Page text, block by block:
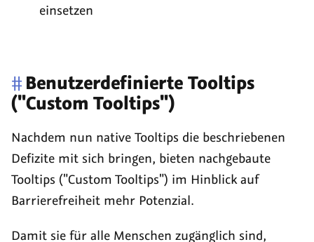
einsetzen
# BenutzerdefinierteTooltips
("Custom Tooltips")
Nachdem nun native Tooltips die beschriebenen
Defizite mit sich bringen, bieten nachgebaute
Tooltips ("Custom Tooltips") im Hinblick auf
Barrierefreiheit mehr Potenzial.
Damit sie für alle Menschen zugänglich sind,